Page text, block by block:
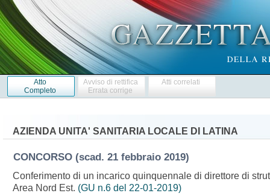
Atto
Completo
Avviso di rettifica
Errata corrige
Atti correlati
AZIENDA UNITA' SANITARIA LOCALE DI LATINA
CONCORSO (scad. 21 febbraio 2019)
Conferimento di un incarico quinquennale di direttore di
Area Nord Est. (GU n.6 del 22-01-2019)